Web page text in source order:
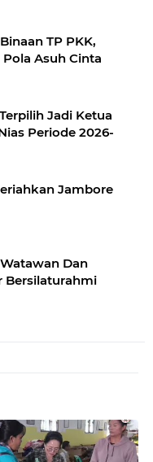
TP PKK,
Asuh Cinta
Jadi Ketua
Periode 2026-
Jambore
Dan
Bersilaturahmi